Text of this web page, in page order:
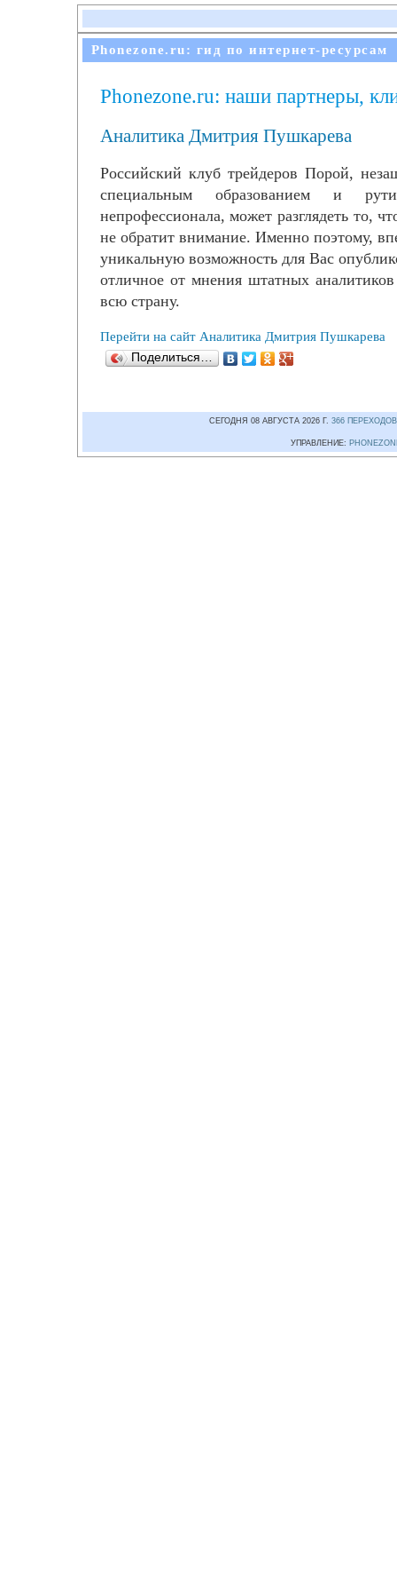
Phonezone.ru: гид по интернет-ресурсам
Phonezone.ru: наши партнеры,
Аналитика Дмитрия Пушкарева
Российский клуб трейдеров Порой,
специальным образованием и
непрофессионала, может разглядеть то,
не обратит внимание. Именно поэтому,
уникальную возможность для Вас
отличное от мнения штатных
всю страну.
Перейти на сайт Аналитика Дмитрия Пушкарева
Поделиться…
СЕГОДНЯ 08 АВГУСТА 2026 Г. 366 ПЕРЕХОДОВ
УПРАВЛЕНИЕ: